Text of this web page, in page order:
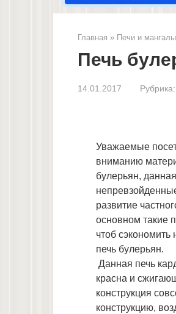
Главная » Печи и мангалы
Печь
14.01.2017 Рубрика:
Уважаемые
вниманию
булерьян,
развитие
основном такие
чтоб
печь булерьян.
Данная печь
красна и
конструкция
конструкцию,